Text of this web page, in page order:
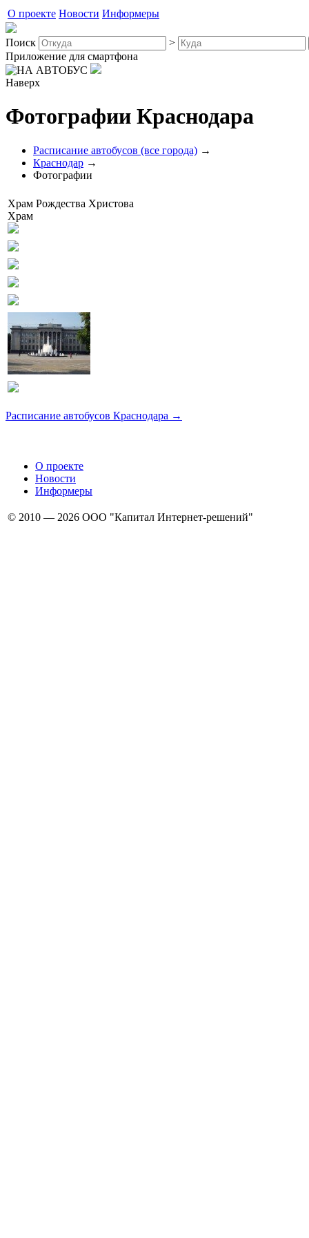
О проекте Новости Информеры
Поиск
>
Приложение для смартфона
Наверх
Фотографии Краснодара
Расписание автобусов (все города) →
Краснодар →
Фотографии
Храм Рождества Христова
Храм
Расписание автобусов Краснодара →
О проекте
Новости
Информеры
© 2010 — 2026 ООО "Капитал Интернет-решений"